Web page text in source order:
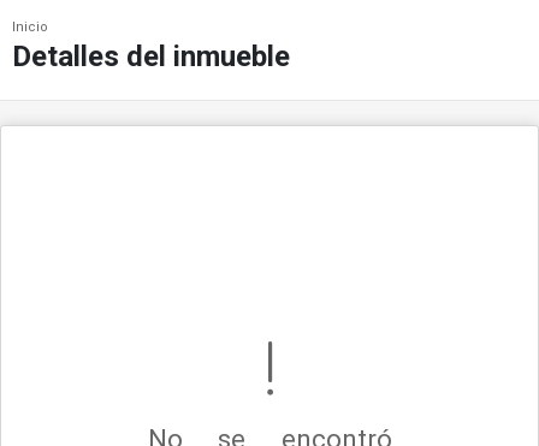
Inicio
Detalles del inmueble
No se encontró